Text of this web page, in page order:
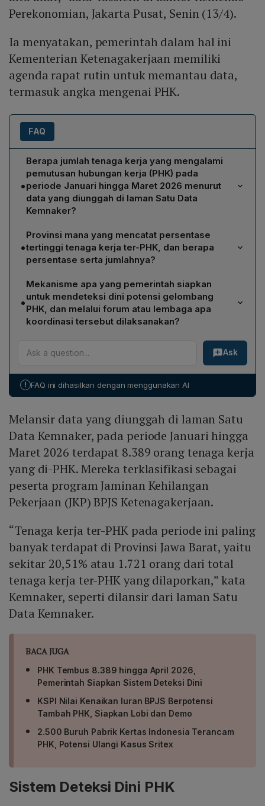
Perekonomian, Jakarta Pusat, Senin (13/4).
Ia menyatakan, pemerintah dalam hal ini
Kementerian Ketenagakerjaan memiliki
agenda rapat rutin untuk memantau data,
termasuk angka mengenai PHK.
FAQ
•
Berapa jumlah tenaga kerja yang mengalami
pemutusan hubungan kerja (PHK) pada
periode Januari hingga Maret 2026 menurut
data yang diunggah di laman Satu Data
Kemnaker?
Jumlah tenaga kerja yang ter-PHK pada periode
tersebut adalah 8.389 orang, yang terklasifikasi
sebagai peserta program Jaminan Kehilangan
Pekerjaan (JKP) BPJS Ketenagakerjaan.
•
Provinsi mana yang mencatat persentase
tertinggi tenaga kerja ter-PHK, dan berapa
persentase serta jumlahnya?
Provinsi Jawa Barat mencatat persentase tertinggi
tenaga kerja ter-PHK, sebesar 20,51% atau setara
dengan 1.721 orang dari total tenaga kerja ter-PHK
yang dilaporkan.
•
Mekanisme apa yang pemerintah siapkan
untuk mendeteksi dini potensi gelombang
PHK, dan melalui forum atau lembaga apa
koordinasi tersebut dilaksanakan?
Pemerintah menyiapkan mekanisme early warning
system yang bersifat kolaboratif lintas kementerian,
dilaksanakan melalui forum koordinasi yang dipimpin
serta memanfaatkan Lembaga Kerja Sama Tripartit
pemerintah, dunia usaha, dan serikat pekerja.
Ask
! FAQ ini dihasilkan dengan menggunakan AI
Melansir data yang diunggah di laman Satu
Data Kemnaker, pada periode Januari hingga
Maret 2026 terdapat 8.389 orang tenaga kerja
yang di-PHK. Mereka terklasifikasi sebagai
peserta program Jaminan Kehilangan
Pekerjaan (JKP) BPJS Ketenagakerjaan.
“Tenaga kerja ter-PHK pada periode ini paling
banyak terdapat di Provinsi Jawa Barat, yaitu
sekitar 20,51% atau 1.721 orang dari total
tenaga kerja ter-PHK yang dilaporkan,” kata
Kemnaker, seperti dilansir dari laman Satu
Data Kemnaker.
BACA JUGA
PHK Tembus 8.389 hingga April 2026,
Pemerintah Siapkan Sistem Deteksi Dini
KSPI Nilai Kenaikan Iuran BPJS Berpotensi
Tambah PHK, Siapkan Lobi dan Demo
2.500 Buruh Pabrik Kertas Indonesia Terancam
PHK, Potensi Ulangi Kasus Sritex
Sistem Deteksi Dini PHK